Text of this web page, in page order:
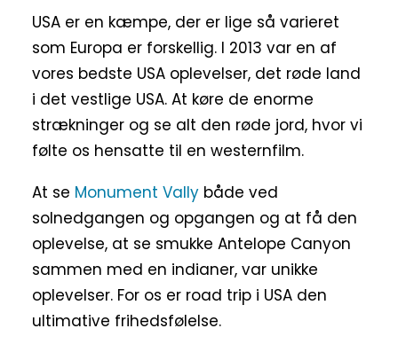
USA er en kæmpe, der er lige så varieret
som Europa er forskellig. I 2013 var en af
vores bedste USA oplevelser, det røde land
i det vestlige USA. At køre de enorme
strækninger og se alt den røde jord, hvor vi
følte os hensatte til en westernfilm.
At se Monument Vally både ved
solnedgangen og opgangen og at få den
oplevelse, at se smukke Antelope Canyon
sammen med en indianer, var unikke
oplevelser. For os er road trip i USA den
ultimative frihedsfølelse.